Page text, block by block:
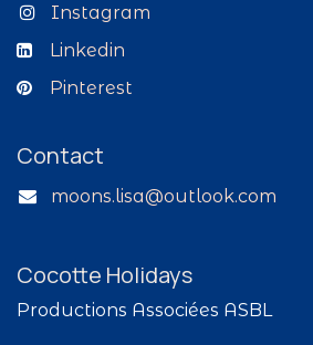
Instagram
Linkedin
Pinterest
Contact
moons.lisa@outlook.com
Cocotte Holidays
Productions Associées ASBL